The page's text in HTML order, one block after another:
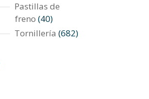
Pastillas de
freno 4040
productos
Tornillería 682682